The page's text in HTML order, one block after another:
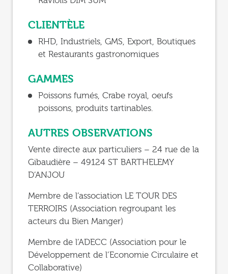
CLIENTÈLE
RHD, Industriels, GMS, Export, Boutiques
et Restaurants gastronomiques
GAMMES
Poissons fumés, Crabe royal, oeufs
poissons, produits tartinables.
AUTRES OBSERVATIONS
Vente directe aux particuliers – 24 rue de la
Gibaudière – 49124 ST BARTHELEMY
D’ANJOU
Membre de l’association LE TOUR DES
TERROIRS (Association regroupant les
acteurs du Bien Manger)
Membre de l’ADECC (Association pour le
Développement de l’Economie Circulaire et
Collaborative)